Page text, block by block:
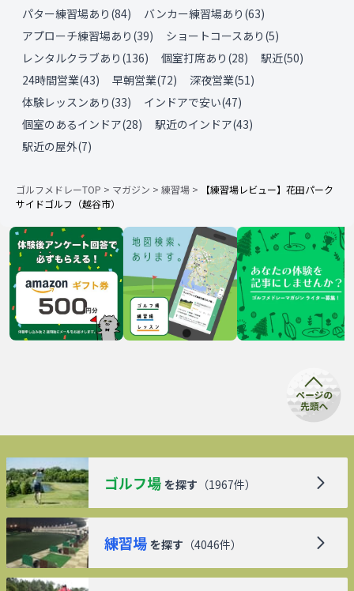
パター練習場あり (84) バンカー練習場あり (63)
アプローチ練習場あり (39) ショートコースあり (5)
レンタルクラブあり (136) 個室打席あり (28) 駅近(50)
24時間営業(43) 早朝営業(72) 深夜営業(51)
体験レッスンあり (33) インドアで安い(47)
個室のあるインドア(28) 駅近のインドア(43)
駅近の屋外(7)
ゴルフメドレーTOP > マガジン > 練習場 >
【練習場レビュー】花田パーク
サイドゴルフ（越谷市）
ゴルフ場 を探す （1967件）
練習場 を探す （4046件）